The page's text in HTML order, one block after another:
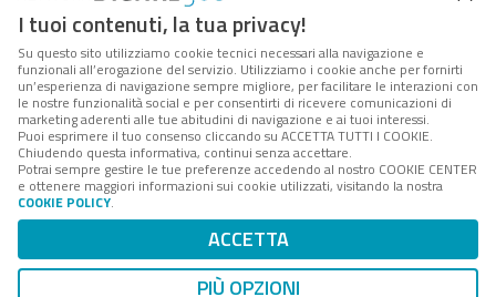
Forumpa.itè una pubblicazione telematica iscritta
presso Registro della stampa del Tribunale di Roma -
Reg. n. 182 del 2 maggio 2008 - Direttore resp. Michela
Stentella
FPA s.r.l. è società soggetta a Direzione e
Coordinamento da parte di Digital360 S.p.A. - FPA s.r.l.
è un'azienda certificata per il sistema di management
Codice Fiscale/Partita IVA n. 10693191008 - R.E.A. Roma
n. 1249791. ISP AWS
Mappa del sito
I tuoi contenuti, la tua privacy!
Su questo sito utilizziamo cookie tecnici necessari alla navigazione e
funzionali all’erogazione del servizio. Utilizziamo i cookie anche per fornirti
un’esperienza di navigazione sempre migliore, per facilitare le interazioni con
le nostre funzionalità social e per consentirti di ricevere comunicazioni di
marketing aderenti alle tue abitudini di navigazione e ai tuoi interessi.
Puoi esprimere il tuo consenso cliccando su ACCETTA TUTTI I COOKIE.
Chiudendo questa informativa, continui senza accettare.
Potrai sempre gestire le tue preferenze accedendo al nostro COOKIE CENTER
e ottenere maggiori informazioni sui cookie utilizzati, visitando la nostra
COOKIE POLICY.
ACCETTA
PIÙ OPZIONI